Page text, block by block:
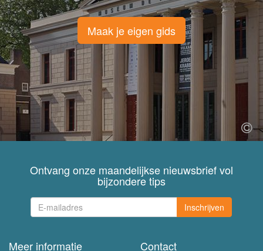
Maak je eigen gids
Ontvang onze maandelijkse nieuwsbrief vol
bijzondere tips
Inschrijven
Meer informatie Contact